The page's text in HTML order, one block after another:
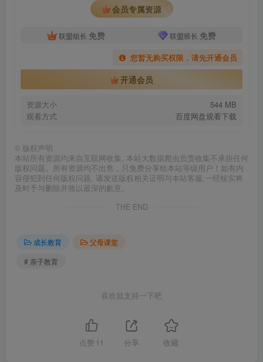
会员专属资源
联盟组长 免费 联盟班长 免费
您暂无购买权限，请先开通会员
开通会员
资源大小
544 MB
观看方式
百度网盘观看下载
© 版权声明
本站所有资源均来自互联网收集, 本站大数据爬虫负责收集不承担任何
版权问题。所有资源均不出售，只免费分享给本站等级用户！如有内
容侵犯到任何版权问题, 请发送版权相关证明与本站客服,一经核实将
及时予与删除并致以最深的歉意。
THE END
成长教育
父母课堂
# 亲子教育
喜欢就支持一下吧
点赞 11 分享 收藏